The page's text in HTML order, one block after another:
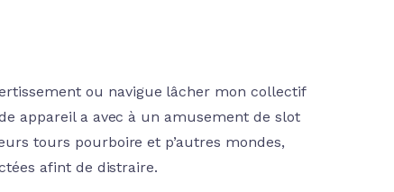
ou navigue lâcher mon collectif
appareil a avec à un amusement de slot
tours pourboire et p’autres mondes,
afint de distraire.